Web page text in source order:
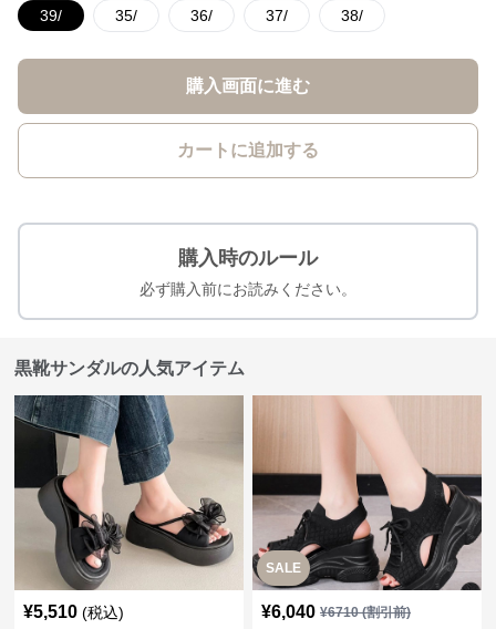
39/ 35/ 36/ 37/ 38/
購入画面に進む
カートに追加する
購入時のルール
必ず購入前にお読みください。
黒靴サンダルの人気アイテム
¥5,510 (税込)
SALE
¥6,040 ¥6710(割引前)